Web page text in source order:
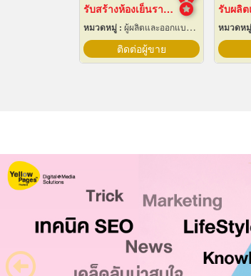
รับสร้างห้องเย็นราคาถูก
หมวดหมู่ : ผู้ผลิตและออกแบบติดตั้งห้องเย็น
ติดต่อผู้ขาย
หมวดห